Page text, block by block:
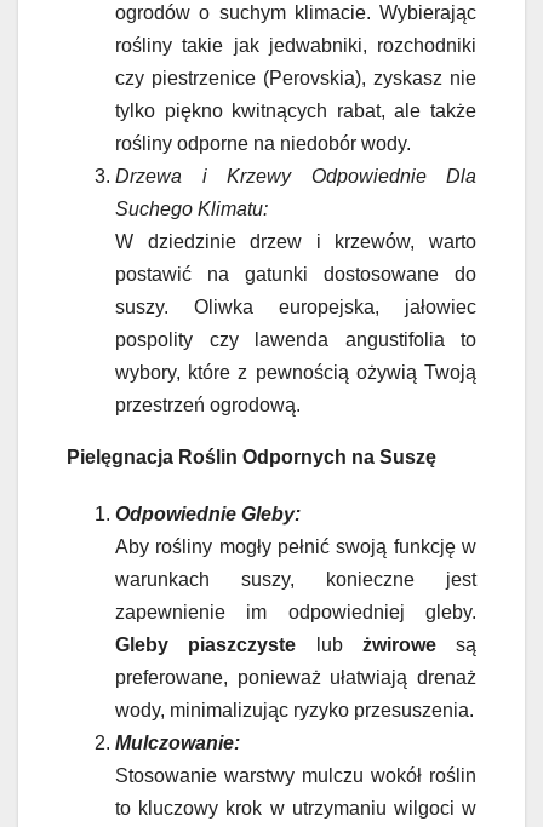
ogrodów o suchym klimacie. Wybierając
rośliny takie jak jedwabniki, rozchodniki
czy piestrzenice (Perovskia), zyskasz nie
tylko piękno kwitnących rabat, ale także
rośliny odporne na niedobór wody.
Drzewa i Krzewy Odpowiednie Dla
Suchego Klimatu:
W dziedzinie drzew i krzewów, warto
postawić na gatunki dostosowane do
suszy. Oliwka europejska, jałowiec
pospolity czy lawenda angustifolia to
wybory, które z pewnością ożywią Twoją
przestrzeń ogrodową.
Pielęgnacja Roślin Odpornych na Suszę
Odpowiednie Gleby:
Aby rośliny mogły pełnić swoją funkcję w
warunkach suszy, konieczne jest
zapewnienie im odpowiedniej gleby.
Gleby piaszczyste lub żwirowesą
preferowane, ponieważ ułatwiają drenaż
wody, minimalizując ryzyko przesuszenia.
Mulczowanie:
Stosowanie warstwy mulczu wokół roślin
to kluczowy krok w utrzymaniu wilgoci w